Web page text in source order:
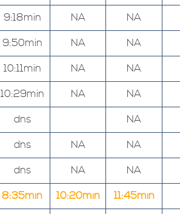
9:18min NA NA
9:50min NA NA
10:11min NA NA
10:29min NA NA
dns NA
dns NA NA
dns NA NA
8:35min 10:20min 11:45min